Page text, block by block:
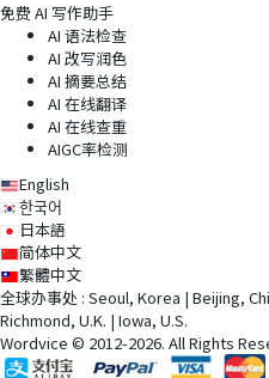
免费 AI 写作助手
AI 语法检查
AI 改写润色
AI 摘要总结
AI 在线翻译
AI 在线查重
AIGC率检测
English
한국어
日本語
简体中文
繁體中文
全球办事处 : Seoul, Korea | Beijing,
Richmond, U.K. | Iowa, U.S.
Wordvice © 2012-2026. All Rights